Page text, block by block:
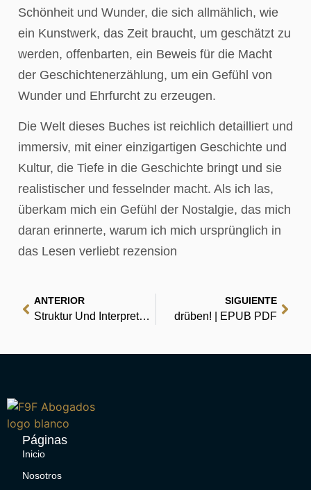
Schönheit und Wunder, die sich allmählich, wie
ein Kunstwerk, das Zeit braucht, um geschätzt zu
werden, offenbarten, ein Beweis für die Macht
der Geschichtenerzählung, um ein Gefühl von
Wunder und Ehrfurcht zu erzeugen.
Die Welt dieses Buches ist reichlich detailliert und
immersiv, mit einer einzigartigen Geschichte und
Kultur, die Tiefe in die Geschichte bringt und sie
realistischer und fesselnder macht. Als ich las,
überkam mich ein Gefühl der Nostalgie, das mich
daran erinnerte, warum ich mich ursprünglich in
das Lesen verliebt rezension
ANTERIOR
Struktur Und Interpretation Von Computerprogrammen: Eine Informatik-Einführung | eBooks
SIGUIENTE
drüben! | EPUB PDF
Páginas
Inicio
Nosotros